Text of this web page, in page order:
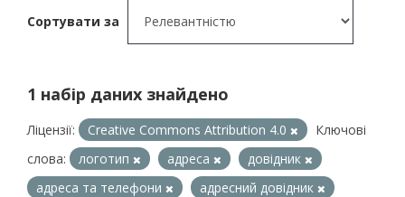
Сортувати за
1 набір даних знайдено
Ліцензії: Creative Commons Attribution 4.0
Ключові
слова:
логотип адреса
довідник
адреса та телефони
адресний довідник